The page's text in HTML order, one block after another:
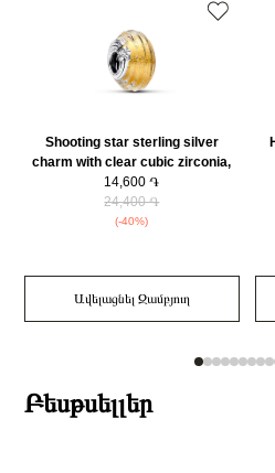
Shooting star sterling silver
charm with clear cubic zirconia,
transparent Murano glass and
gold foil/ 792982C01
14,600 ֏
24,400 ֏
(-40%)
Ավելացնել Զամբյուղ
Բեսթսելլեր